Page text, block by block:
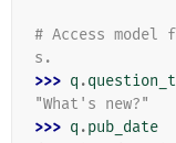
# Access
s.
>>> q .
"What's new?"
>>> q .pub_date